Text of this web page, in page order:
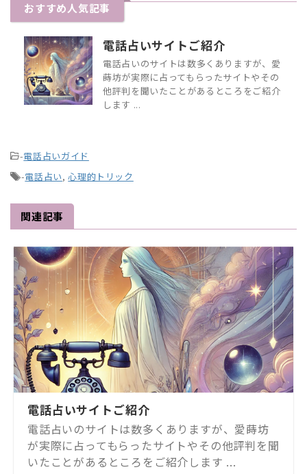
おすすめ人気記事
電話占いサイトご紹介
電話占いのサイトは数多くありますが、愛
蒔坊が実際に占ってもらったサイトやその
他評判を聞いたことがあるところをご紹介
します ...
-電話占いガイド
-電話占い,心理的トリック
関連記事
電話占いサイトご紹介
電話占いのサイトは数多くありますが、愛蒔坊
が実際に占ってもらったサイトやその他評判を聞
いたことがあるところをご紹介します ...